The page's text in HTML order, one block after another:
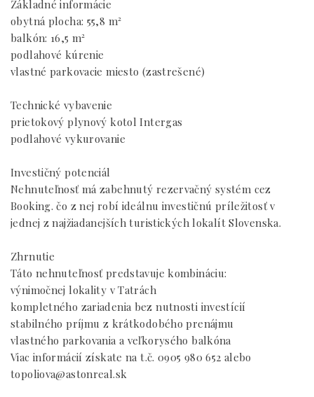
Základné informácie
obytná plocha: 55,8 m²
balkón: 16,5 m²
podlahové kúrenie
vlastné parkovacie miesto (zastrešené)
Technické vybavenie
prietokový plynový kotol Intergas
podlahové vykurovanie
Investičný potenciál
Nehnuteľnosť má zabehnutý rezervačný systém cez
Booking. čo z nej robí ideálnu investičnú príležitosť v
jednej z najžiadanejších turistických lokalít Slovenska.
Zhrnutie
Táto nehnuteľnosť predstavuje kombináciu:
výnimočnej lokality v Tatrách
kompletného zariadenia bez nutnosti investícií
stabilného príjmu z krátkodobého prenájmu
vlastného parkovania a veľkorysého balkóna
Viac informácií získate na t.č. 0905 980 652 alebo
topoliova@astonreal.sk